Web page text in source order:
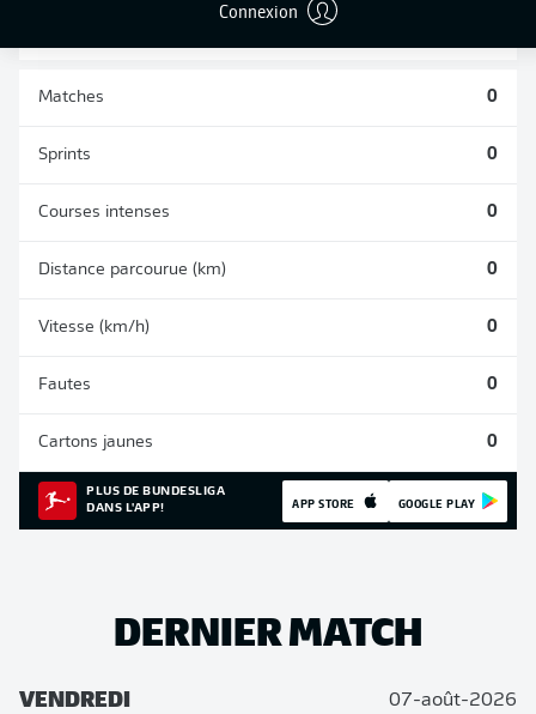
Connexion
0
Matches 0
Sprints 0
Courses intenses 0
Distance parcourue (km) 0
Vitesse (km/h) 0
Fautes 0
Cartons jaunes 0
PLUS DE BUNDESLIGA
DANS L'APP!
APP STORE GOOGLE PLAY
DERNIER MATCH
VENDREDI 07-août-2026